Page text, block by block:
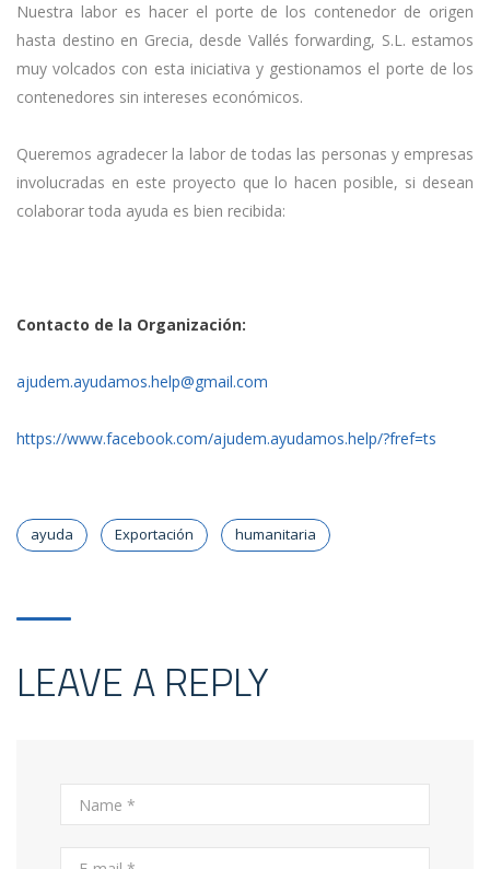
Nuestra labor es hacer el porte de los contenedor de origen
hasta destino en Grecia, desde Vallés forwarding, S.L. estamos
muy volcados con esta iniciativa y gestionamos el porte de los
contenedores sin intereses económicos.
Queremos agradecer la labor de todas las personas y empresas
involucradas en este proyecto que lo hacen posible, si desean
colaborar toda ayuda es bien recibida:
Contacto de la Organización:
ajudem.ayudamos.help@gmail.com
https://www.facebook.com/ajudem.ayudamos.help/?fref=ts
ayuda Exportación humanitaria
LEAVE A REPLY